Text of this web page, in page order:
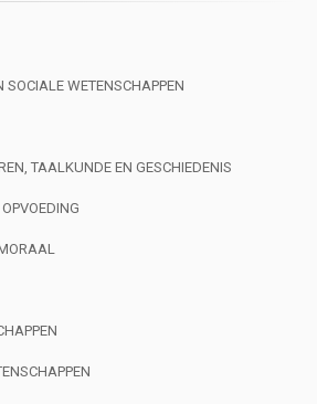
SOCIALE WETENSCHAPPEN
TAALKUNDE EN GESCHIEDENIS